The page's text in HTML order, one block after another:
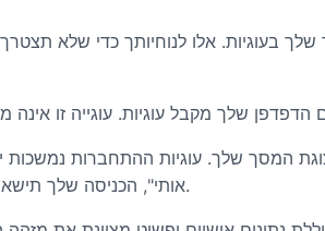
בעוגיות. אלו לנוחיותך כדי שלא
המסך שלך. עוגיות ההתחברות נמשכות
אותי", הכניסה שלך תישאר בתוקף לשבועיים. אם תצא מחשבונך, עוגיות ההתחברות יוסרו.